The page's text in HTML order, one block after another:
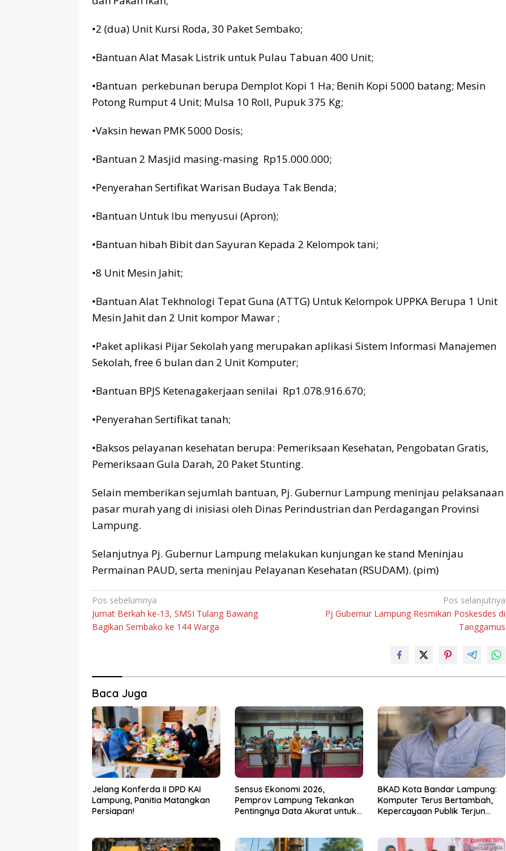
•2 (dua) Unit Kursi Roda, 30 Paket Sembako;
•Bantuan Alat Masak Listrik untuk Pulau Tabuan 400 Unit;
•Bantuan perkebunan berupa Demplot Kopi 1 Ha; Benih Kopi 5000 batang; Mesin
Potong Rumput 4 Unit; Mulsa 10 Roll, Pupuk 375 Kg;
•Vaksin hewan PMK 5000 Dosis;
•Bantuan 2 Masjid masing-masing Rp15.000.000;
•Penyerahan Sertifikat Warisan Budaya Tak Benda;
•Bantuan Untuk Ibu menyusui (Apron);
•Bantuan hibah Bibit dan Sayuran Kepada 2 Kelompok tani;
•8 Unit Mesin Jahit;
•Bantuan Alat Tekhnologi Tepat Guna (ATTG) Untuk Kelompok UPPKA Berupa 1 Unit
Mesin Jahit dan 2 Unit kompor Mawar ;
•Paket aplikasi Pijar Sekolah yang merupakan aplikasi Sistem Informasi Manajemen
Sekolah, free 6 bulan dan 2 Unit Komputer;
•Bantuan BPJS Ketenagakerjaan senilai Rp1.078.916.670;
•Penyerahan Sertifikat tanah;
•Baksos pelayanan kesehatan berupa: Pemeriksaan Kesehatan, Pengobatan Gratis,
Pemeriksaan Gula Darah, 20 Paket Stunting.
Selain memberikan sejumlah bantuan, Pj. Gubernur Lampung meninjau pelaksanaan
pasar murah yang di inisiasi oleh Dinas Perindustrian dan Perdagangan Provinsi
Lampung.
Selanjutnya Pj. Gubernur Lampung melakukan kunjungan ke stand Meninjau
Permainan PAUD, serta meninjau Pelayanan Kesehatan (RSUDAM). (pim)
Navigasi
pos
Pos sebelumnya
Jumat Berkah ke-13, SMSI Tulang Bawang
Bagikan Sembako ke 144 Warga
Pos selanjutnya
Pj Gubernur Lampung Resmikan Poskesdes di
Tanggamus
Baca Juga
Jelang Konferda II DPD KAI
Lampung, Panitia Matangkan
Persiapan!
Sensus Ekonomi 2026,
Pemprov Lampung Tekankan
Pentingnya Data Akurat untuk
BKAD Kota Bandar Lampung:
Komputer Terus Bertambah,
Kepercayaan Publik Terjun